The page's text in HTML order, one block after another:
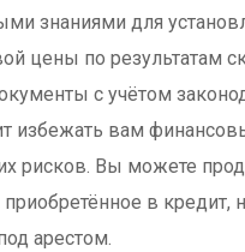
знаниями для
цены по результатам
с учётом
избежать вам
рисков. Вы можете
в кредит,
арестом.